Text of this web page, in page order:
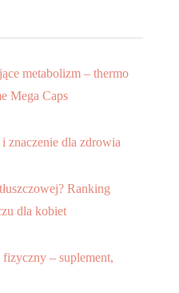
metabolizm – thermo
Mega Caps
znaczenie dla zdrowia
Ranking
dla kobiet
– suplement,